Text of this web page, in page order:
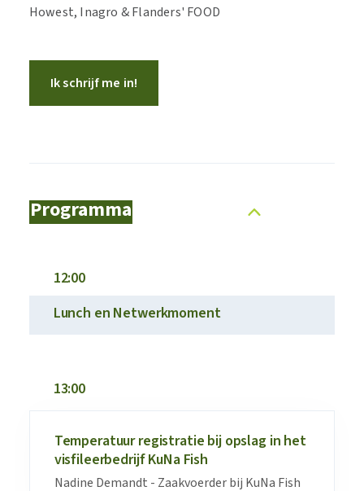
Howest, Inagro & Flanders' FOOD
Ik schrijf me in!
Programma
12:00
Lunch en Netwerkmoment
13:00
Temperatuur registratie bij opslag in het
visfileerbedrijf KuNa Fish
Nadine Demandt - Zaakvoerder bij KuNa Fish